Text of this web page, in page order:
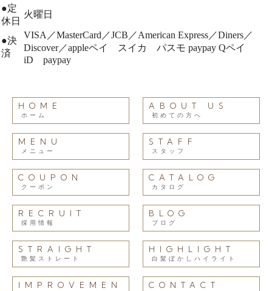
●定
休日
火曜日
●決
済
VISA／MasterCard／JCB／American Express／Diners／
Discover／appleペイ スイカ パスモ paypay Qペイ
iD paypay
HOME
ホーム
ABOUT US
初めての方へ
MENU
メニュー
STAFF
スタッフ
COUPON
クーポン
CATALOG
カタログ
RECRUIT
採用情報
BLOG
ブログ
STRAIGHT
艶髪ストレート
HIGHLIGHT
白髪ぼかしハイライト
IMPROVEMEN
CONTACT